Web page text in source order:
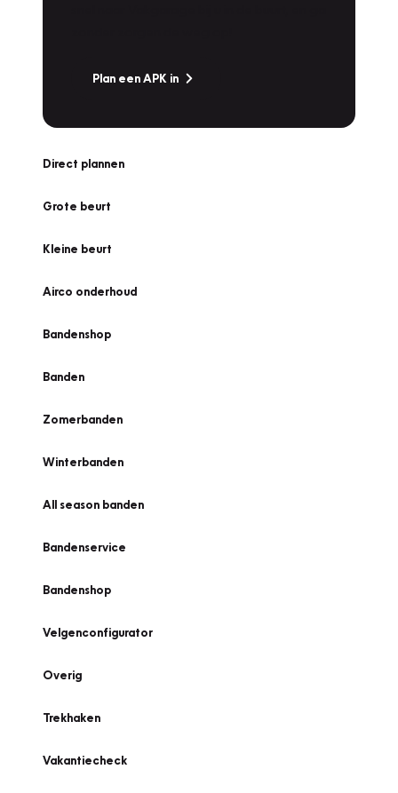
Plan een APK in
Direct plannen
Grote beurt
Kleine beurt
Airco onderhoud
Bandenshop
Banden
Zomerbanden
Winterbanden
All season banden
Bandenservice
Bandenshop
Velgenconfigurator
Overig
Trekhaken
Vakantiecheck